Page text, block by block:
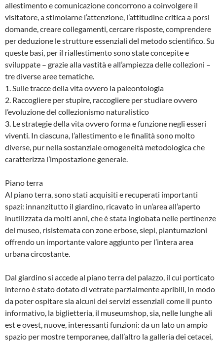
allestimento e comunicazione concorrono a coinvolgere il
visitatore, a stimolarne l’attenzione, l’attitudine critica a porsi
domande, creare collegamenti, cercare risposte, comprendere
per deduzione le strutture essenziali del metodo scientifico. Su
queste basi, per il riallestimento sono state concepite e
sviluppate – grazie alla vastità e all’ampiezza delle collezioni –
tre diverse aree tematiche.
1. Sulle tracce della vita ovvero la paleontologia
2. Raccogliere per stupire, raccogliere per studiare ovvero
l’evoluzione del collezionismo naturalistico
3. Le strategie della vita ovvero forma e funzione negli esseri
viventi. In ciascuna, l’allestimento e le finalità sono molto
diverse, pur nella sostanziale omogeneità metodologica che
caratterizza l’impostazione generale.
Piano terra
Al piano terra, sono stati acquisiti e recuperati importanti
spazi: innanzitutto il giardino, ricavato in un’area all’aperto
inutilizzata da molti anni, che è stata inglobata nelle pertinenze
del museo, risistemata con zone erbose, siepi, piantumazioni
offrendo un importante valore aggiunto per l’intera area
urbana circostante.
Dal giardino si accede al piano terra del palazzo, il cui porticato
interno è stato dotato di vetrate parzialmente apribili, in modo
da poter ospitare sia alcuni dei servizi essenziali come il punto
informativo, la biglietteria, il museumshop, sia, nelle lunghe ali
est e ovest, nuove, interessanti funzioni: da un lato un ampio
spazio per mostre temporanee, dall’altro la galleria dei cetacei,